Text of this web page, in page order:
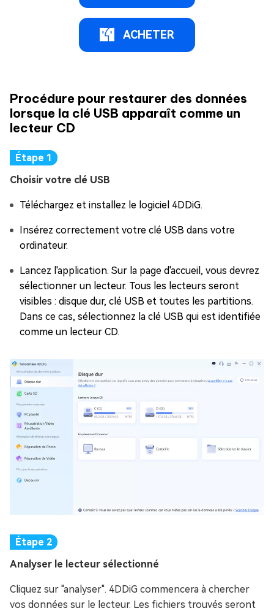
ACHETER
Procédure pour restaurer des données
lorsque la clé USB apparaît comme un
lecteur CD
Choisir votre clé USB
Téléchargez et installez le logiciel 4DDiG.
Insérez correctement votre clé USB dans votre
ordinateur.
Lancez l'application. Sur la page d'accueil, vous devrez
sélectionner un lecteur. Tous les lecteurs seront
visibles : disque dur, clé USB et toutes les partitions.
Dans ce cas, sélectionnez la clé USB qui est identifiée
comme un lecteur CD.
Analyser le lecteur sélectionné
Cliquez sur "analyser". 4DDiG commencera à chercher
vos données sur le lecteur. Les fichiers trouvés seront